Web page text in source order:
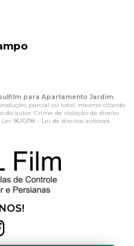
para Apartamento Jardim
parcial ou total, mesmo citando
do autor. Crime de violação de direito
Lei 9610/98 - Lei de direitos autorais.